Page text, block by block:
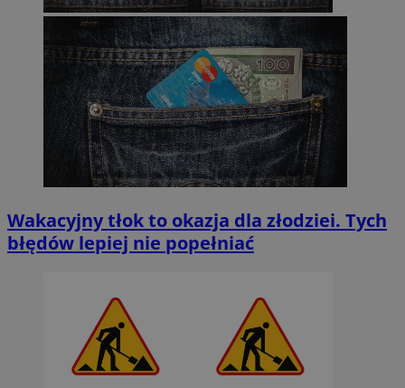
Wakacyjny tłok to okazja dla złodziei. Tych
błędów lepiej nie popełniać